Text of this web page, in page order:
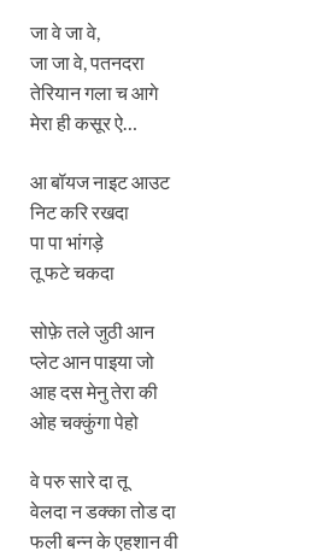
जा वे जा वे,
जा जा वे, पतनदरा
तेरियान गला च आगे
मेरा ही कसूर ऐ…
आ बॉयज नाइट आउट
निट करि रखदा
पा पा भांगड़े
तू फटे चकदा
सोफ़े तले जुठी आन
प्लेट आन पाइया जो
आह दस मेनु तेरा की
ओह चक्कुंगा पेहो
वे परु सारे दा तू
वेलदा न डक्का तोड दा
फली बन्न के एहशान वी